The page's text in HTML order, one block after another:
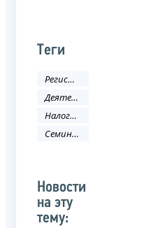
Теги
Регистрация
Деятельность ФНС
Налоговое законодательство
Семинар
Новости
на эту
тему: